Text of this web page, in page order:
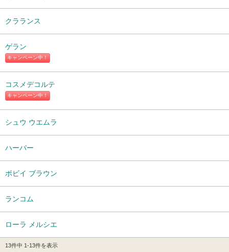
クラランス
キャンペーン中！
ゲラン
キャンペーン中！
コスメデコルテ
シュウ ウエムラ
ハーバー
ボビイ ブラウン
ランコム
ローラ メルシエ
13件中 1-13件を表示